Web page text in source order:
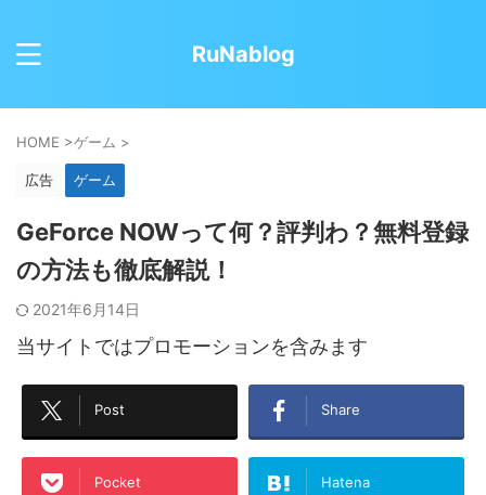
RuNablog
HOME >ゲーム >
広告 ゲーム
GeForce NOWって何？評判わ？無料登録
の方法も徹底解説！
2021年6月14日
当サイトではプロモーションを含みます
Post Share
Pocket Hatena